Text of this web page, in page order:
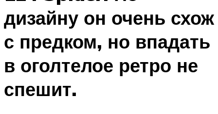
дизайну он очень схож
с предком, но впадать
в оголтелое ретро не
спешит.